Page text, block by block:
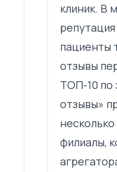
клиник. В
пациенты
отзывы
ТОП-10 по
отзывы»
филиалы,